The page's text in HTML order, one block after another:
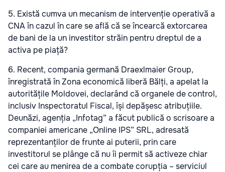
5. Există cumva un mecanism de intervenție operativă a
CNA în cazul în care se află că se încearcă extorcarea
de bani de la un investitor străin pentru dreptul de a
activa pe piață?
6. Recent, compania germană Draexlmaier Group,
înregistrată în Zona economică liberă Bălți, a apelat la
autoritățile Moldovei, declarând că organele de control,
inclusiv Inspectoratul Fiscal, își depășesc atribuțiile.
Deunăzi, agenția „Infotag” a făcut publică o scrisoare a
companiei americane „Online IPS” SRL, adresată
reprezentanților de frunte ai puterii, prin care
investitorul se plânge că nu îi permit să activeze chiar
cei care au menirea de a combate corupția – serviciul